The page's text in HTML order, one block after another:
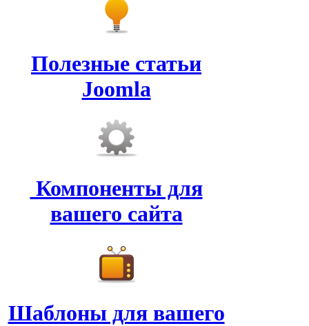
Полезные статьи
Joomla
Компоненты для
вашего сайта
Шаблоны для вашего